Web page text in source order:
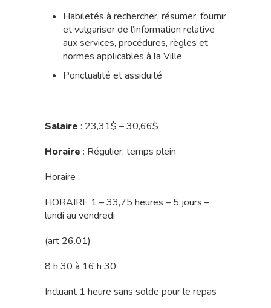
Habiletés à rechercher, résumer, fournir
et vulgariser de l’information relative
aux services, procédures, règles et
normes applicables à la Ville
Ponctualité et assiduité
Salaire : 23,31$ – 30,66$
Horaire : Régulier, temps plein
Horaire :
HORAIRE 1 – 33,75 heures – 5 jours –
lundi au vendredi
(art 26.01)
8 h 30 à 16 h 30
Incluant 1 heure sans solde pour le repas